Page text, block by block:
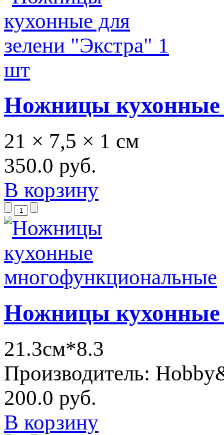
Ножницы кухонные
21 × 7,5 × 1 см
350.0 руб.
В корзину
Ножницы кухонные
21.3см*8.3
Производитель:
200.0 руб.
В корзину